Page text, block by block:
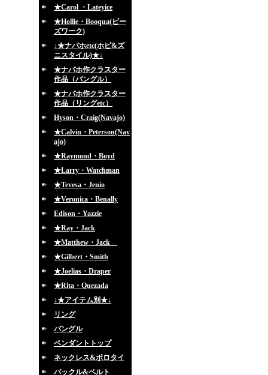
★Carol ・Lateyice
★Hollie・Booqua(ビー
ズワーク)
↓★ナバホetc(ホピ&ズ
ニスタイル)★↓
★ナバホ作クラスター
作品（バングル）
★ナバホ作クラスター
作品（リングetc）
Hyson・Craig(Navajo)
★Calvin・Peterson(Nav
ajo)
★Raymond・Boyd
★Larry・Watchman
★Tevesa・Jenio
★Veronica・Benally
Edison・Yazzie
★Ray・Jack
★Matthew・Jack
★Gilbert・Smith
★Joelias・Draper
★Rita・Quezada
↓★アイテム別★↓
リング
バングル
ペンダントトップ
ネックレス&ボロタイ
バックル&ベルト